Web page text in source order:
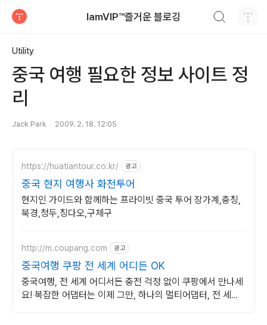
IamVIP™즐거운 블로깅
Utility
중국 여행 필요한 정보 사이트 정
리
Jack Park 2009. 2. 18. 12:05
https://huatiantour.co.kr/ 광고
중국 현지 여행사 화천투어
현지인 가이드와 함께하는 프라이빗 중국 투어 장가계,충칭,
북경,청두,칭다오,구체구
http://m.coupang.com 광고
중국여행 쿠팡 전 세계 어디든 OK
중국여행, 전 세계 어디서든 충전 걱정 없이 쿠팡에서 만나세
요! 복잡한 어댑터는 이제 그만, 하나의 멀티어댑터, 전 세계